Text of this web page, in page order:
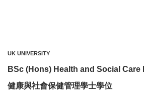
UK UNIVERSITY
BSc (Hons) Health and Social Care
健康與社會保健管理學士學位